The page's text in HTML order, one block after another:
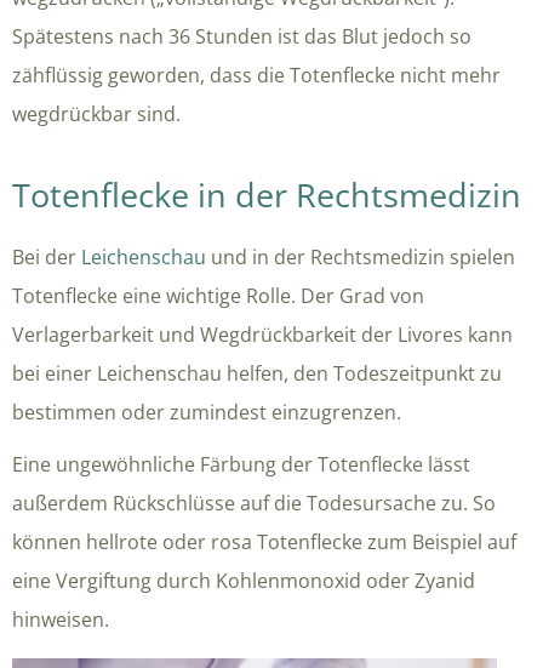
Spätestens nach 36 Stunden ist das Blut jedoch so
zähflüssig geworden, dass die Totenflecke nicht mehr
wegdrückbar sind.
Totenflecke in der Rechtsmedizin
Bei der Leichenschau und in der Rechtsmedizin spielen
Totenflecke eine wichtige Rolle. Der Grad von
Verlagerbarkeit und Wegdrückbarkeit der Livores kann
bei einer Leichenschau helfen, den Todeszeitpunkt zu
bestimmen oder zumindest einzugrenzen.
Eine ungewöhnliche Färbung der Totenflecke lässt
außerdem Rückschlüsse auf die Todesursache zu. So
können hellrote oder rosa Totenflecke zum Beispiel auf
eine Vergiftung durch Kohlenmonoxid oder Zyanid
hinweisen.